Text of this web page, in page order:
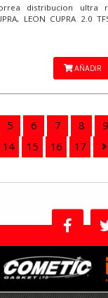
distribucion ultra
LEON CUPRA 2.0
AÑADIR
5 6 7 8 9
14 15 16 17